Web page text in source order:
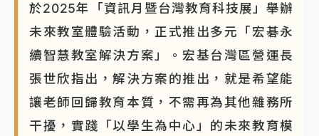
於2025年「資訊月暨台灣教育科技展」舉辦
未來教室體驗活動，正式推出多元「宏碁永
續智慧教室解決方案」。宏基台灣區營運長
張世欣指出，解決方案的推出，就是希望能
讓老師回歸教育本質，不需再為其他雜務所
干擾，實踐「以學生為中心」的未來教育模